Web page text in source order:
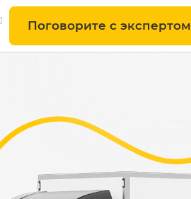
Поговорите с экспертом